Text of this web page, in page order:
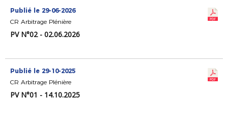
Publié le 29-06-2026
CR Arbitrage Plénière
PV N°02 - 02.06.2026
Publié le 29-10-2025
CR Arbitrage Plénière
PV N°01 - 14.10.2025